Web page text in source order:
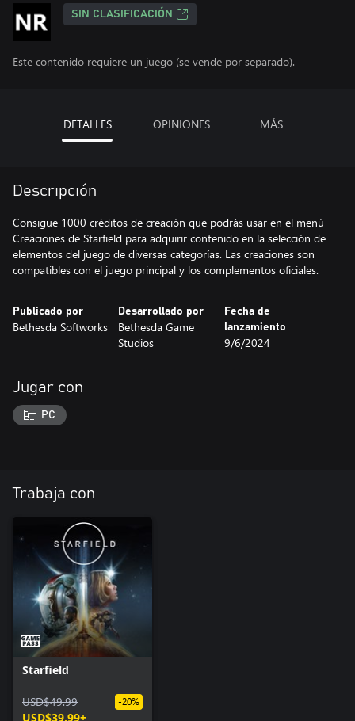
SIN CLASIFICACIÓN
Este contenido requiere un juego (se vende por separado).
DETALLES OPINIONES MÁS
Descripción
Consigue 1000 créditos de creación que podrás usar en el menú
Creaciones de Starfield para adquirir contenido en la selección de
elementos del juego de diversas categorías. Las creaciones son
compatibles con el juego principal y los complementos oficiales.
Publicado por
Bethesda Softworks
Desarrollado por
Bethesda Game
Studios
Fecha de
lanzamiento
9/6/2024
Jugar con
PC
Trabaja con
Starfield
USD$49.99
USD$39.99+
-20%